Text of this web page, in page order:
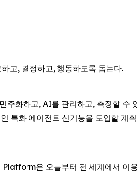
고, 결정하고, 행동하도록 돕는다.
화하고, AI를 관리하고, 측정할 수
특화 에이전트 신기능을 도입할 계
은 오늘부터 전 세계에서 이용